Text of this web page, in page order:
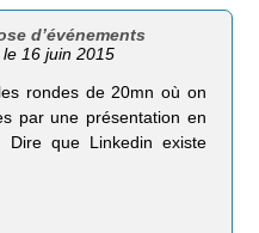
d’événements
, le 16 juin 2015
rondes de 20mn où on
par une présentation en
que Linkedin existe